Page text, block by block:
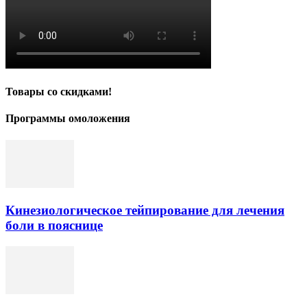
Товары со скидками!
Программы омоложения
Кинезиологическое тейпирование для лечения
боли в пояснице